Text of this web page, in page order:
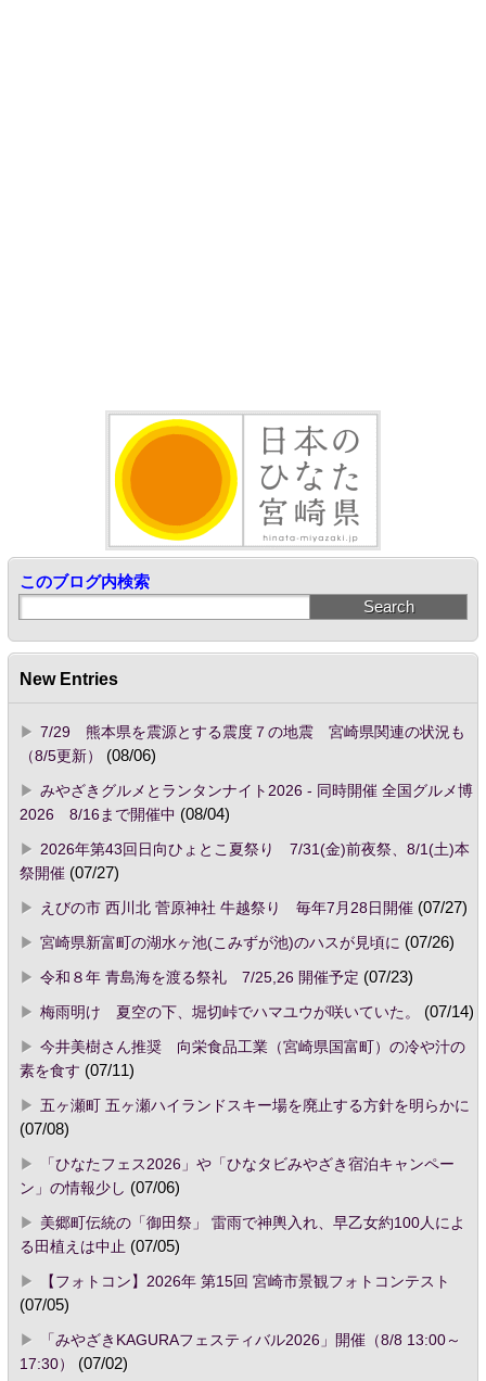
このブログ内検索
New Entries
7/29 熊本県を震源とする震度７の地震 宮崎県関連の状況も
（8/5更新）
(08/06)
みやざきグルメとランタンナイト2026 - 同時開催 全国グルメ博
2026 8/16まで開催中 (08/04)
2026年第43回日向ひょとこ夏祭り 7/31(金)前夜祭、8/1(土)本
祭開催(07/27)
えびの市 西川北 菅原神社 牛越祭り 毎年7月28日開催(07/27)
宮崎県新富町の湖水ヶ池(こみずが池)のハスが見頃に (07/26)
令和８年 青島海を渡る祭礼 7/25,26 開催予定 (07/23)
梅雨明け 夏空の下、堀切峠でハマユウが咲いていた。
(07/14)
今井美樹さん推奨 向栄食品工業（宮崎県国富町）の冷や汁の
素を食す (07/11)
五ヶ瀬町 五ヶ瀬ハイランドスキー場を廃止する方針を明らかに
(07/08)
「ひなたフェス2026」や「ひなタビみやざき宿泊キャンペー
ン」の情報少し (07/06)
美郷町伝統の「御田祭」 雷雨で神輿入れ、早乙女約100人によ
る田植えは中止 (07/05)
【フォトコン】2026年 第15回 宮崎市景観フォトコンテスト
(07/05)
「みやざきKAGURAフェスティバル2026」開催（8/8 13:00～
17:30）
(07/02)